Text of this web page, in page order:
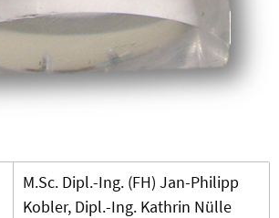
M.Sc. Dipl.-Ing. (FH) Jan-Philipp
Kobler, Dipl.-Ing. Kathrin Nülle